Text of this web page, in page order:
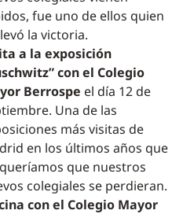
fue uno de ellos quien
la victoria.
a la exposición
con el Colegio
Berrospe el día 12 de
Una de las
más visitas de
en los últimos años que
que nuestros
colegiales se perdieran.
con el Colegio Mayor